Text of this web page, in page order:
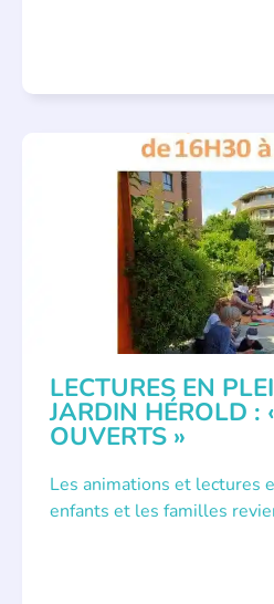
LECTURES EN
JARDIN HÉROLD :
OUVERTS »
Les animations et lectures
enfants et les familles